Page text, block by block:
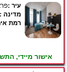
עיר :
מדינה :
רמת
אישור מיידי,